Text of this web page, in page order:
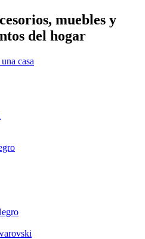
muebles y
del hogar